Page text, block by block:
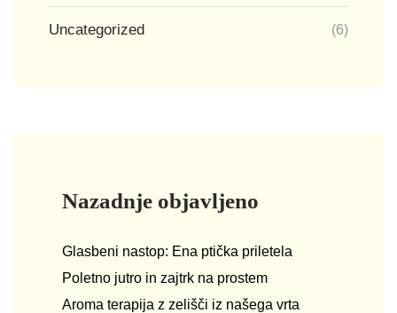
Uncategorized (6)
Nazadnje objavljeno
Glasbeni nastop: Ena ptička priletela
Poletno jutro in zajtrk na prostem
Aroma terapija z zelišči iz našega vrta